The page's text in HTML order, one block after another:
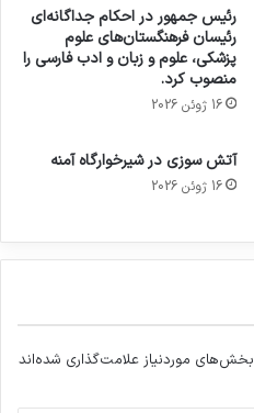
رئیس جمهور در احکام جداگانه‌ای
رئیسان فرهنگستان‌های علوم
پزشکی، علوم و زبان و ادب فارسی را
منصوب کرد.
16 ژوئن 2026
آتش سوزی در شیرخوارگاه آمنه
16 ژوئن 2026
بخش‌های موردنیاز علامت‌گذاری شده‌اند